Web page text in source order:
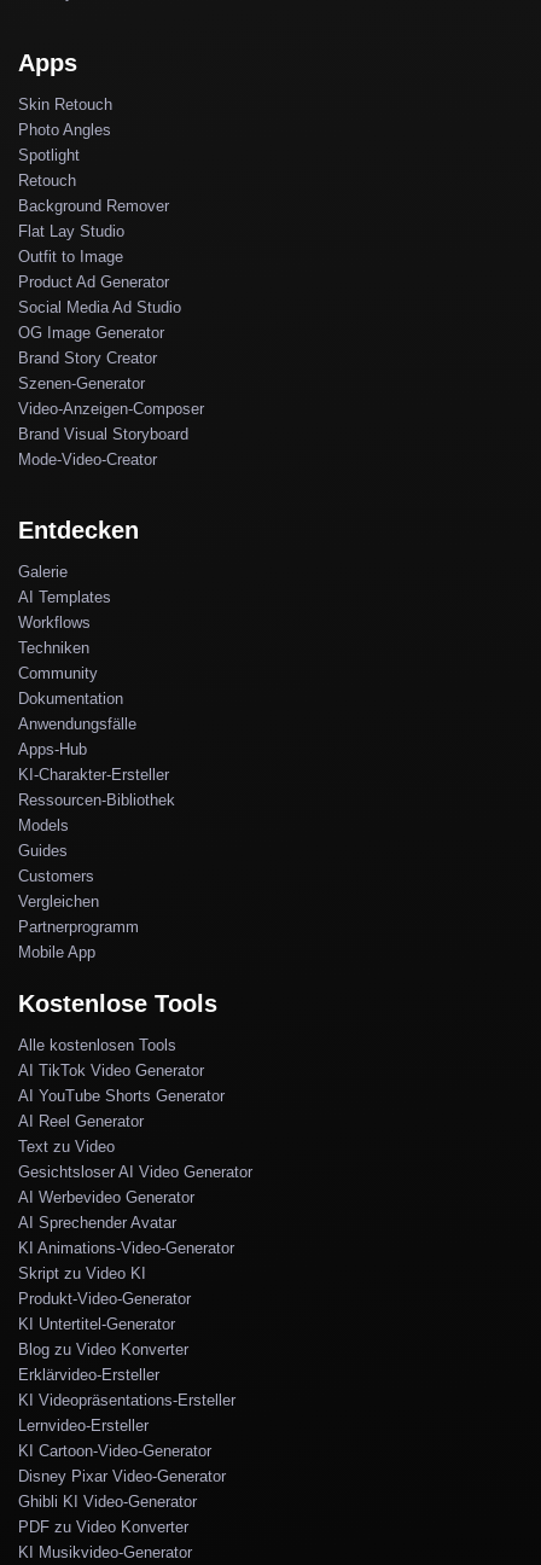
Apps
Skin Retouch
Photo Angles
Spotlight
Retouch
Background Remover
Flat Lay Studio
Outfit to Image
Product Ad Generator
Social Media Ad Studio
OG Image Generator
Brand Story Creator
Szenen-Generator
Video-Anzeigen-Composer
Brand Visual Storyboard
Mode-Video-Creator
Entdecken
Galerie
AI Templates
Workflows
Techniken
Community
Dokumentation
Anwendungsfälle
Apps-Hub
KI-Charakter-Ersteller
Ressourcen-Bibliothek
Models
Guides
Customers
Vergleichen
Partnerprogramm
Mobile App
Kostenlose Tools
Alle kostenlosen Tools
AI TikTok Video Generator
AI YouTube Shorts Generator
AI Reel Generator
Text zu Video
Gesichtsloser AI Video Generator
AI Werbevideo Generator
AI Sprechender Avatar
KI Animations-Video-Generator
Skript zu Video KI
Produkt-Video-Generator
KI Untertitel-Generator
Blog zu Video Konverter
Erklärvideo-Ersteller
KI Videopräsentations-Ersteller
Lernvideo-Ersteller
KI Cartoon-Video-Generator
Disney Pixar Video-Generator
Ghibli KI Video-Generator
PDF zu Video Konverter
KI Musikvideo-Generator